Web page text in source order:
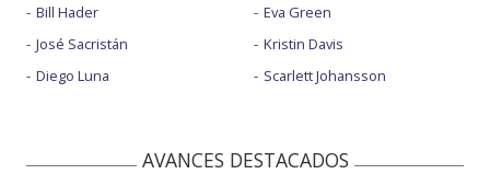
Bill Hader
José Sacristán
Diego Luna
Eva Green
Kristin Davis
Scarlett Johansson
AVANCES DESTACADOS